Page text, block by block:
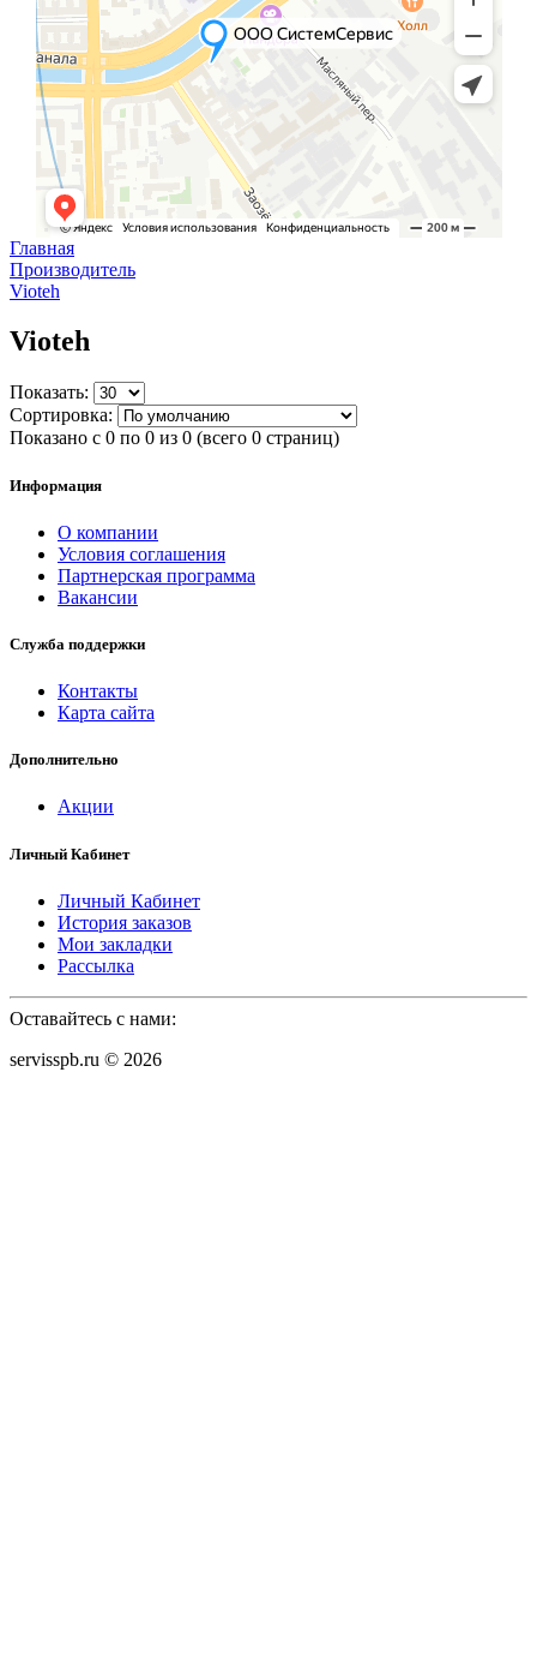
Главная
Производитель
Vioteh
Vioteh
Показать:
Сортировка:
Показано с 0 по 0 из 0 (всего 0 страниц)
Информация
О компании
Условия соглашения
Партнерская программа
Вакансии
Служба поддержки
Контакты
Карта сайта
Дополнительно
Акции
Личный Кабинет
Личный Кабинет
История заказов
Мои закладки
Рассылка
Оставайтесь с нами:
servisspb.ru © 2026